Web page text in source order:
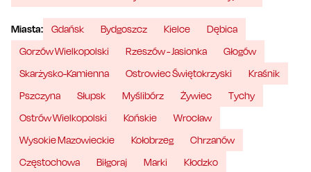
Miasta: Gdańsk Bydgoszcz Kielce
Dębica
Gorzów Wielkopolski
Rzeszów - Jasionka
Głogów
Skarżysko-Kamienna
Ostrowiec Świętokrzyski
Kraśnik
Pszczyna
Słupsk Myślibórz Żywiec
Tychy
Ostrów Wielkopolski
Końskie
Wrocław
Wysokie Mazowieckie
Kołobrzeg
Chrzanów
Częstochowa
Biłgoraj Marki Kłodzko